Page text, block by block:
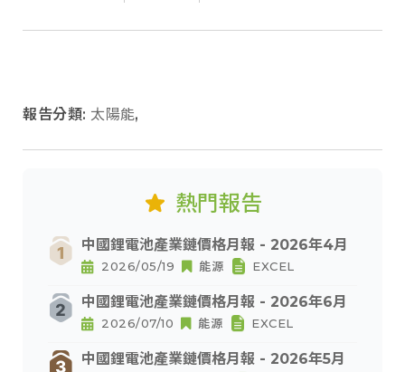
報告分類: 太陽能,
熱門報告
中國鋰電池產業鏈價格月報 - 2026年4月
2026/05/19 能源 EXCEL
中國鋰電池產業鏈價格月報 - 2026年6月
2026/07/10 能源 EXCEL
中國鋰電池產業鏈價格月報 - 2026年5月